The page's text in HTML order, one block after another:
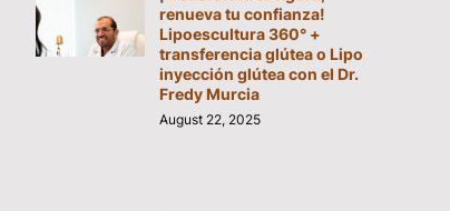
renueva tu confianza!
Lipoescultura 360° +
transferencia glútea o Lipo
inyección glútea con el Dr.
Fredy Murcia
August 22, 2025